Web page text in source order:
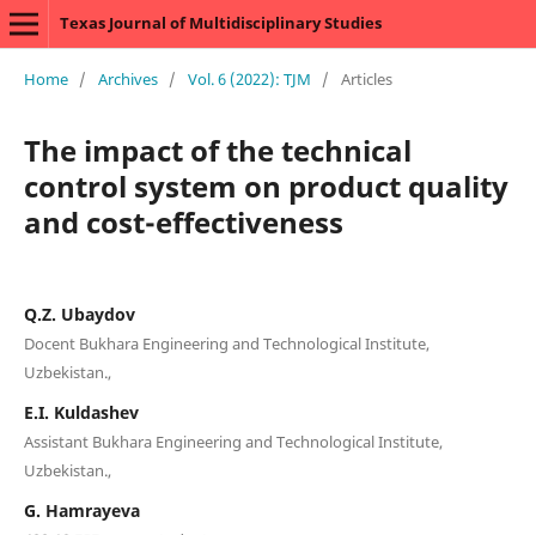
Texas Journal of Multidisciplinary Studies
Home / Archives / Vol. 6 (2022): TJM / Articles
The impact of the technical
control system on product quality
and cost-effectiveness
Q.Z. Ubaydov
Docent Bukhara Engineering and Technological Institute,
Uzbekistan.,
E.I. Kuldashev
Assistant Bukhara Engineering and Technological Institute,
Uzbekistan.,
G. Hamrayeva